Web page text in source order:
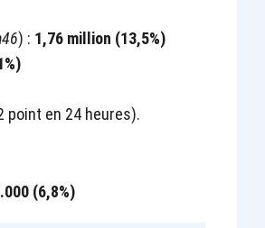
) : 1,76 million (13,5%)
point en 24 heures).
(6,8%)